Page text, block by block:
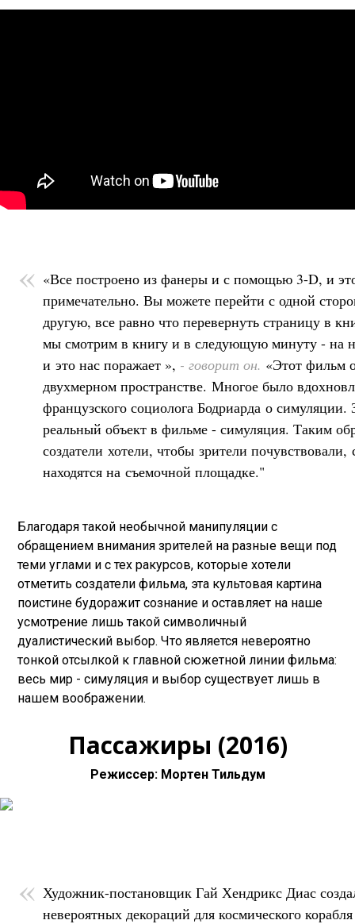
«Все построено из фанеры и с помощью 3-D, и
примечательно. Вы можете перейти с одной
другую, все равно что перевернуть страницу в
мы смотрим в книгу и в следующую минуту - на
и это нас поражает », - говорит он. «Этот фильм
двухмерном пространстве. Многое было
французского социолога Бодриарда о симуляции.
реальный объект в фильме - симуляция. Таким
создатели хотели, чтобы зрители
находятся на съемочной площадке."
Благодаря такой необычной манипуляции с
обращением внимания зрителей на разные вещи под
теми углами и с тех ракурсов, которые хотели
отметить создатели фильма, эта культовая картина
поистине будоражит сознание и оставляет на наше
усмотрение лишь такой символичный
дуалистический выбор. Что является невероятно
тонкой отсылкой к главной сюжетной линии фильма:
весь мир - симуляция и выбор существует лишь в
нашем воображении.
Пассажиры (2016)
Режиссер: Мортен Тильдум
Художник-постановщик Гай Хендрикс Диас
невероятных декораций для космического